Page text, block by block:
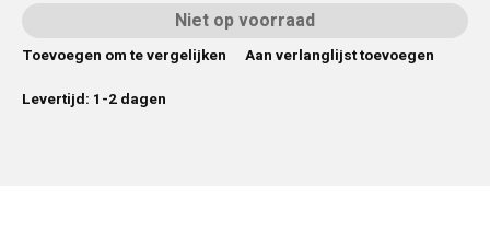
Niet op voorraad
Toevoegen om te vergelijken
Aan verlanglijst toevoegen
Levertijd: 1-2 dagen